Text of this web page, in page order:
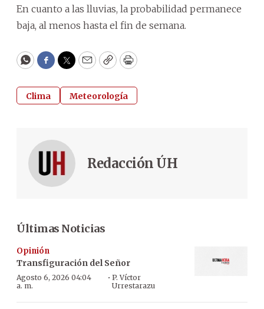
En cuanto a las lluvias, la probabilidad permanece
baja, al menos hasta el fin de semana.
WhatsApp
Facebook
Twitter
EmailCopyPrint
Clima Meteorología
Redacción ÚH
Últimas Noticias
Opinión
Transfiguración del Señor
Agosto 6, 2026 04:04
a. m.
· P. Víctor
Urrestarazu